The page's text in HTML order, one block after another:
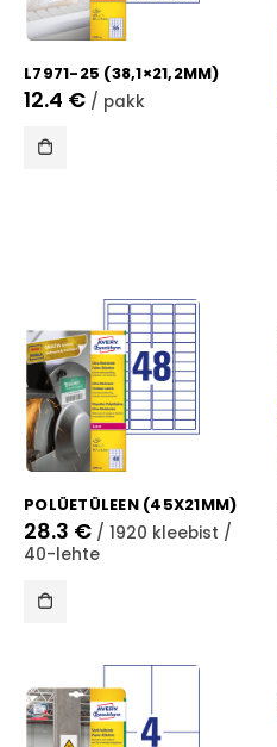
L7971-25 (38,1×21,2MM)
12.4 € / pakk
POLÜETÜLEEN (45X21MM)
28.3 € / 1920 kleebist /
40-lehte